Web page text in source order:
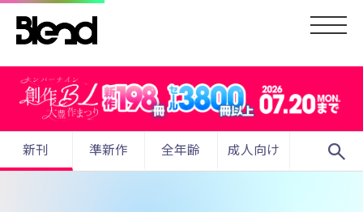
新刊 準新作 全年齢 成人向け search